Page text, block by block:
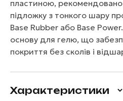
пластиною, рекомендовано
підложку з тонкого шару
Base Rubber або Base
основу для гелю, що
покриття без сколів і
Характеристики